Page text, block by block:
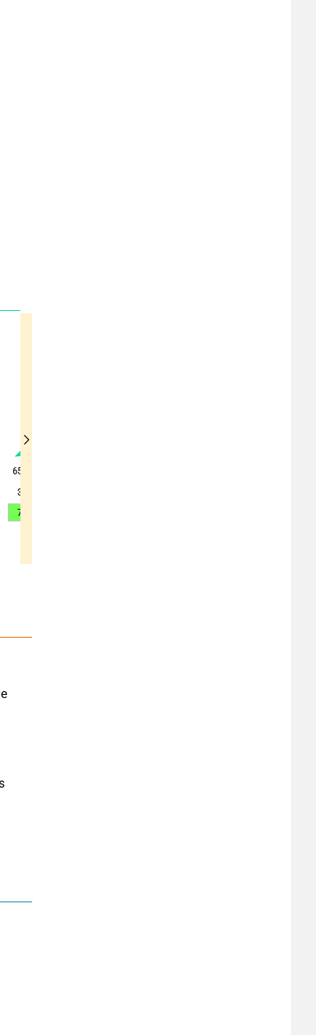
65
3
7